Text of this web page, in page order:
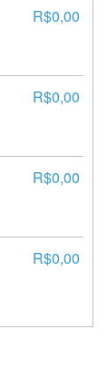
R$0,00
R$0,00
R$0,00
R$0,00